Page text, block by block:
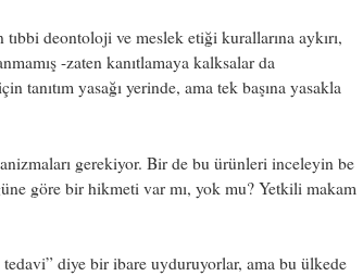
tıbbi deontoloji ve meslek etiği kurallarına aykırı,
-zaten kanıtlamaya kalksalar da
tanıtım yasağı yerinde, ama tek başına yasakla
gerekiyor. Bir de bu ürünleri inceleyin be
göre bir hikmeti var mı, yok mu? Yetkili makam
diye bir ibare uyduruyorlar, ama bu ülkede